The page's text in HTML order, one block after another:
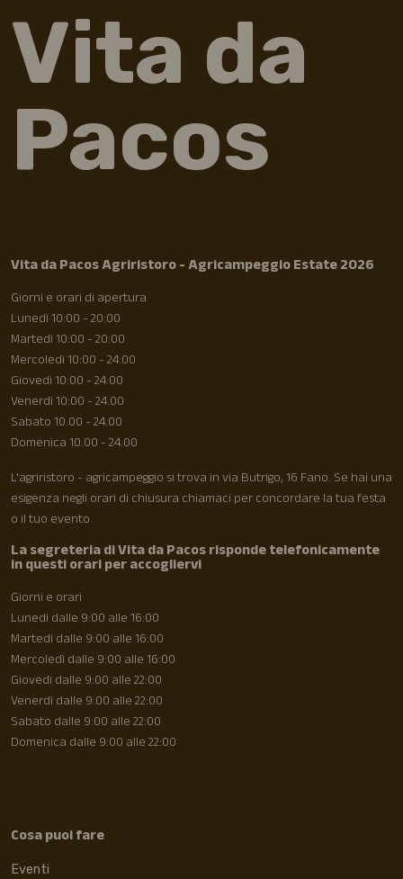
Vita da
Pacos
Vita da Pacos Agriristoro - Agricampeggio Estate 2026
Giorni e orari di apertura
Lunedì 10:00 - 20:00
Martedì 10:00 - 20:00
Mercoledì 10:00 - 24:00
Giovedì 10:00 - 24:00
Venerdì 10:00 - 24.00
Sabato 10.00 - 24.00
Domenica 10.00 - 24.00
L'agriristoro - agricampeggio si trova in via Butrigo, 16 Fano. Se hai una
esigenza negli orari di chiusura chiamaci per concordare la tua festa
o il tuo evento
La segreteria di Vita da Pacos risponde telefonicamente
in questi orari per accogliervi
Giorni e orari
Lunedì dalle 9:00 alle 16:00
Martedì dalle 9:00 alle 16:00
Mercoledì dalle 9:00 alle 16:00
Giovedì dalle 9:00 alle 22:00
Venerdì dalle 9:00 alle 22:00
Sabato dalle 9:00 alle 22:00
Domenica dalle 9:00 alle 22:00
Cosa puoi fare
Eventi